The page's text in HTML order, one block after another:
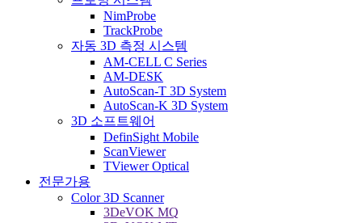
NimProbe
TrackProbe
자동 3D 측정 시스템
AM-CELL C Series
AM-DESK
AutoScan-T 3D System
AutoScan-K 3D System
3D 소프트웨어
DefinSight Mobile
ScanViewer
TViewer Optical
전문가용
Color 3D Scanner
3DeVOK MQ